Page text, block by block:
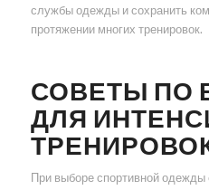
службы одежды и сохранить
протяжении многих тренировок.
СОВЕТЫ ПО
ДЛЯ
При выборе спортивной одежды